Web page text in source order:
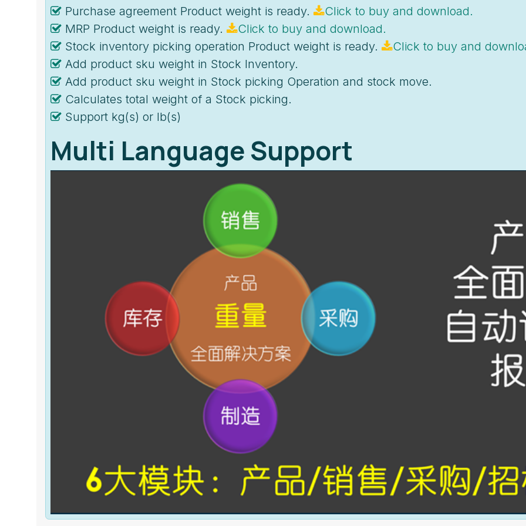
Purchase agreement Product weight is ready.
Click to buy and download.
MRP Product weight is ready.
Click to buy and download.
Stock inventory picking operation Product weight is ready.
Click to buy and
Add product sku weight in Stock Inventory.
Add product sku weight in Stock picking Operation and stock move.
Calculates total weight of a Stock picking.
Support kg(s) or lb(s)
Multi Language Support